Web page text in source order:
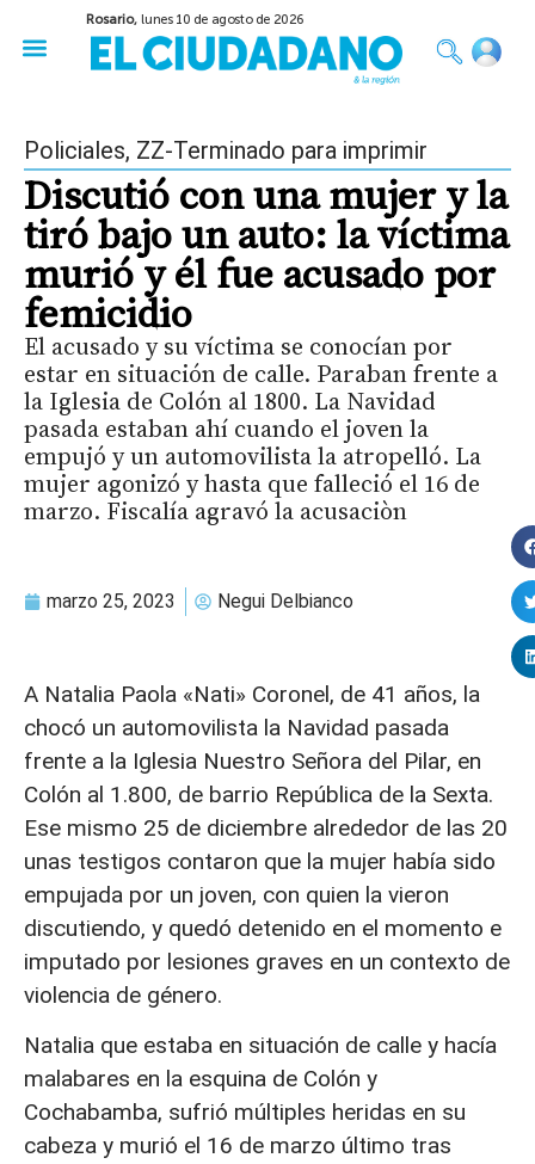
Rosario,lunes 10 de agosto de 2026
Policiales, ZZ-Terminado para imprimir
Discutió con una mujer y la
tiró bajo un auto: la víctima
murió y él fue acusado por
femicidio
El acusado y su víctima se conocían por
estar en situación de calle. Paraban frente a
la Iglesia de Colón al 1800. La Navidad
pasada estaban ahí cuando el joven la
empujó y un automovilista la atropelló. La
mujer agonizó y hasta que falleció el 16 de
marzo. Fiscalía agravó la acusaciòn
marzo 25, 2023 Negui Delbianco
A Natalia Paola «Nati» Coronel, de 41 años, la
chocó un automovilista la Navidad pasada
frente a la Iglesia Nuestro Señora del Pilar, en
Colón al 1.800, de barrio República de la Sexta.
Ese mismo 25 de diciembre alrededor de las 20
unas testigos contaron que la mujer había sido
empujada por un joven, con quien la vieron
discutiendo, y quedó detenido en el momento e
imputado por lesiones graves en un contexto de
violencia de género.
Natalia que estaba en situación de calle y hacía
malabares en la esquina de Colón y
Cochabamba, sufrió múltiples heridas en su
cabeza y murió el 16 de marzo último tras